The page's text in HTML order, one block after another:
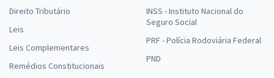
Direito Tributário
Leis
Leis Complementares
Remédios Constitucionais
INSS - Instituto Nacional do
Seguro Social
PRF - Polícia Rodoviária Federal
PND